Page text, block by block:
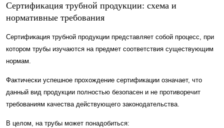
Сертификация трубной продукции: схема и
нормативные требования
Сертификация трубной продукции представляет собой процесс, при
котором трубы изучаются на предмет соответствия существующим
нормам.
Фактически успешное прохождение сертификации означает, что
данный вид продукции полностью безопасен и не противоречит
требованиям качества действующего законодательства.
В целом, на трубы может понадобиться: